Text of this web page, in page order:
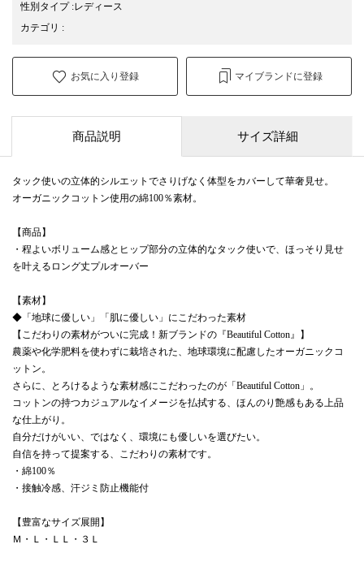
性別タイプ:レディース
カテゴリ :
お気に入り登録 マイブランドに登録
商品説明 サイズ詳細
タック使いの立体的シルエットでさりげなく体型をカバーして華奢見せ。
オーガニックコットン使用の綿100％素材。
【商品】
・程よいボリューム感とヒップ部分の立体的なタック使いで、ほっそり見せ
を叶えるロング丈プルオーバー
【素材】
◆「地球に優しい」「肌に優しい」にこだわった素材
【こだわりの素材がついに完成！新ブランドの『Beautiful Cotton』】
農薬や化学肥料を使わずに栽培された、地球環境に配慮したオーガニックコ
ットン。
さらに、とろけるような素材感にこだわったのが「Beautiful Cotton」。
コットンの持つカジュアルなイメージを払拭する、ほんのり艶感もある上品
な仕上がり。
自分だけがいい、ではなく、環境にも優しいを選びたい。
自信を持って提案する、こだわりの素材です。
・綿100％
・接触冷感、汗ジミ防止機能付
【豊富なサイズ展開】
Ｍ・Ｌ・ＬＬ・３Ｌ